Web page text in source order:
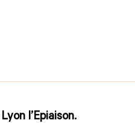
l’Epiaison.